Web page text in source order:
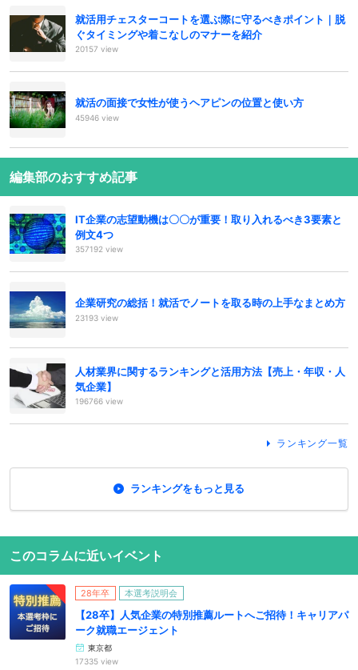
就活用チェスターコートを選ぶ際に守るべきポイント｜脱
ぐタイミングや着こなしのマナーを紹介
20157 view
就活の面接で女性が使うヘアピンの位置と使い方
45946 view
編集部のおすすめ記事
IT企業の志望動機は〇〇が重要！取り入れるべき3要素と
例文4つ
357192 view
企業研究の総括！就活でノートを取る時の上手なまとめ方
23193 view
人材業界に関するランキングと活用方法【売上・年収・人
気企業】
196766 view
ランキング一覧
ランキングをもっと見る
このコラムに近いイベント
28年卒 本選考説明会
【28卒】人気企業の特別推薦ルートへご招待！キャリアパ
ーク就職エージェント
東京都
17335 view